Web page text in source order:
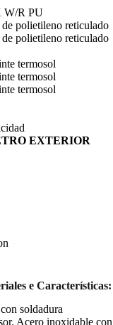
W/R PU
de polietileno reticulado
de polietileno reticulado
termosol
termosol
termosol
EXTERIOR
e Características:
soldadura
Acero inoxidable con